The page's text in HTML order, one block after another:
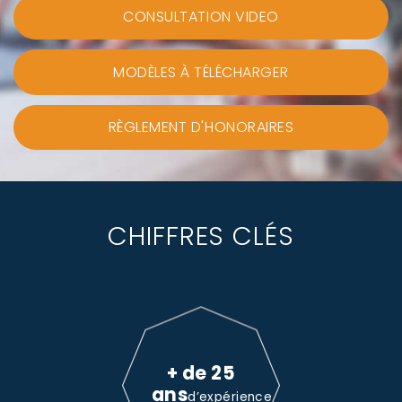
CONSULTATION VIDEO
MODÈLES À TÉLÉCHARGER
RÈGLEMENT D'HONORAIRES
CHIFFRES CLÉS
+ de 25
ansd’expérience